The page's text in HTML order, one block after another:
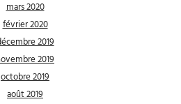
mars 2020
février 2020
2019
2019
octobre 2019
août 2019